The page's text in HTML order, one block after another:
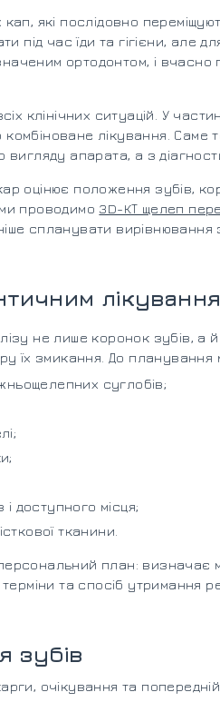
які послідовно
під час їди та гігієни, але
ортодонтом, і вчасно
клінічних ситуацій. У
лікування. Саме
апарата, а з
оцінює положення зубів,
проводимо 3D-КТ щелеп
спланувати вирівнювання
не лише коронок зубів, а й
їх змикання. До планування
суглобів;
доступного місця;
тканини.
план: визначає
та спосіб утримання
зубів
очікування та попередній